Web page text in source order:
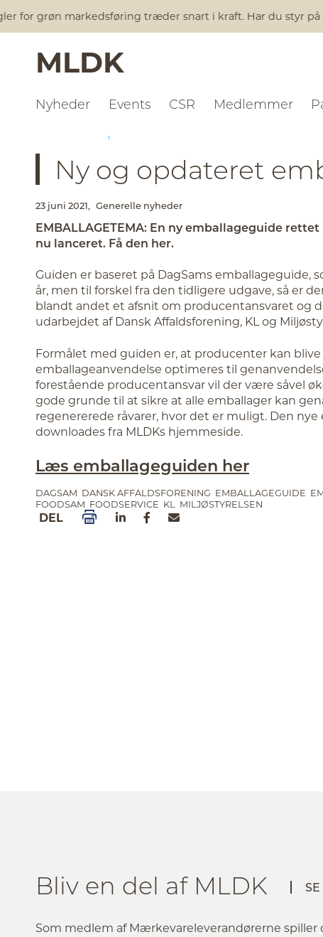
grøn markedsføring træder snart i kraft. Har du styr på al
MLDK
Nyheder Events CSR Medlemmer
Ny og opdateret
23 juni 2021, Generelle nyheder
EMBALLAGETEMA: En ny emballageguide
nu lanceret. Få den her.
Guiden er baseret på DagSams emballageguide,
år, men til forskel fra den tidligere udgave, så er
blandt andet et afsnit om producentansvaret og
udarbejdet af Dansk Affaldsforening, KL og
Formålet med guiden er, at producenter kan
emballageanvendelse optimeres til
forestående producentansvar vil der være såvel
gode grunde til at sikre at alle emballager kan
regenererede råvarer, hvor det er muligt. Den
downloades fra MLDKs hjemmeside.
Læs emballageguiden her
DAGSAM DANSK AFFALDSFORENING EMBALLAGEGUIDE
FOODSAM FOODSERVICE KL MILJØSTYRELSEN
DEL
Bliv en del af MLDK
Som medlem af Mærkevareleverandørerne